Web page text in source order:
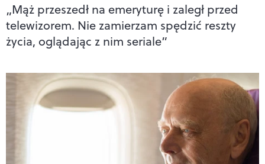
„Mąż przeszedł na emeryturę i zaległ przed
telewizorem. Nie zamierzam spędzić reszty
życia, oglądając z nim seriale”